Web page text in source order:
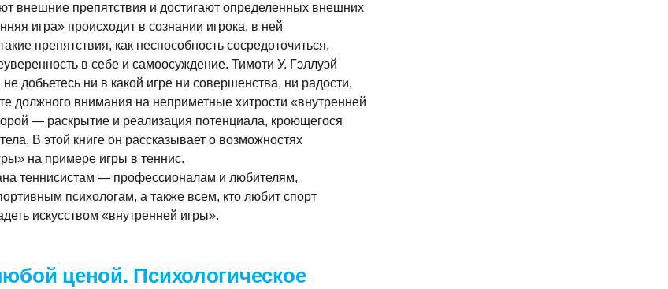
внешние препятствия и достигают определенных внешних
игра» происходит в сознании игрока, в ней
препятствия, как неспособность сосредоточиться,
в себе и самоосуждение. Тимоти У. Гэллуэй
добьетесь ни в какой игре ни совершенства, ни радости,
должного внимания на неприметные хитрости «внутренней
— раскрытие и реализация потенциала, кроющегося
В этой книге он рассказывает о возможностях
на примере игры в теннис.
теннисистам — профессионалам и любителям,
психологам, а также всем, кто любит спорт
искусством «внутренней игры».
ценой. Психологическое